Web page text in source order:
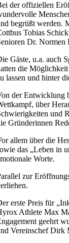
der offiziellen
begrüßt werden.
Tobias
Dr. Normen
Gäste, u.a. auch
die
lassen und hinter
der Entwicklung
über
und
Gründerinnen
allem über die
das „Leben in
Worte.
zur
erste Preis für
Athlete Max
geehrt
Vereinschef Dirk